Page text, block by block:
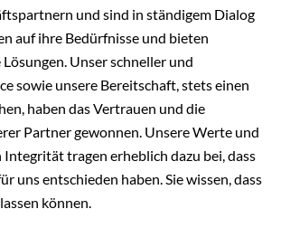
und sind in ständigem Dialog
auf ihre Bedürfnisse und bieten
Unser schneller und
sowie unsere Bereitschaft, stets einen
haben das Vertrauen und die
Partner gewonnen. Unsere Werte und
Integrität tragen erheblich dazu bei, dass
uns entschieden haben. Sie wissen, dass
können.